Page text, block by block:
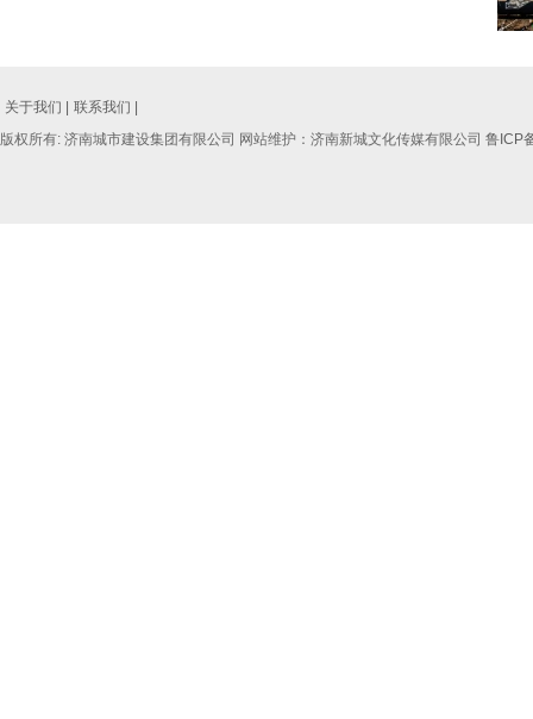
关于我们 |
联系我们 |
版权所有: 济南城市建设集团有限公司 网站维护：济南新城文化传媒有限公司 鲁ICP